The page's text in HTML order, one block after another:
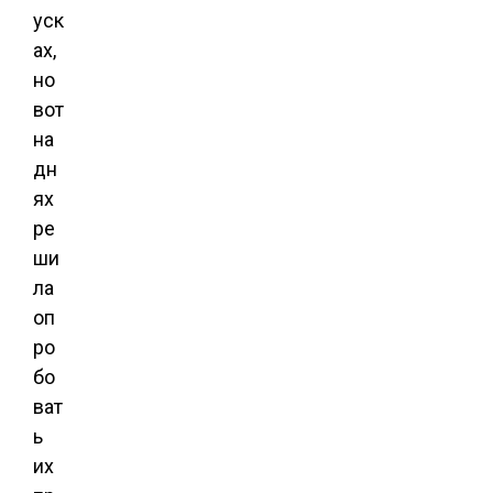
уск
ах,
но
вот
на
дн
ях
ре
ши
ла
оп
ро
бо
ват
ь
их